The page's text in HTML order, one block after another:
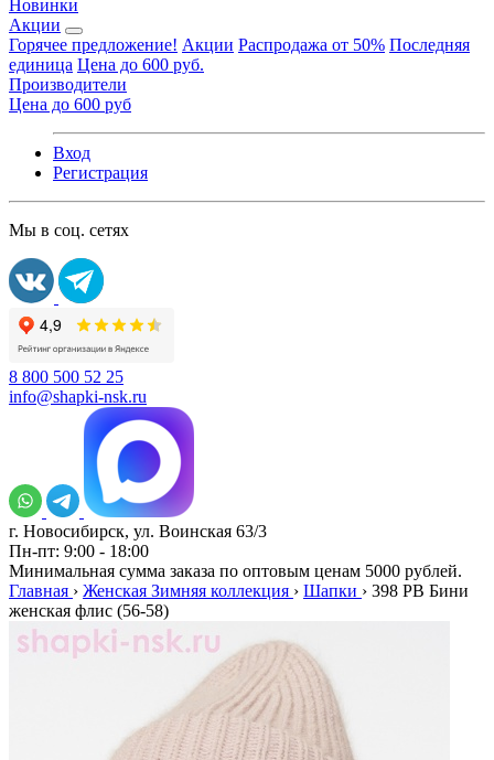
Новинки
Акции
Горячее предложение! Акции Распродажа от 50% Последняя
единица Цена до 600 руб.
Производители
Цена до 600 руб
Вход
Регистрация
Мы в соц. сетях
8 800 500 52 25
info@shapki-nsk.ru
г. Новосибирск, ул. Воинская 63/3
Пн-пт: 9:00 - 18:00
Минимальная сумма заказа по оптовым ценам 5000 рублей.
Главная › Женская Зимняя коллекция › Шапки › 398 PB Бини
женская флис (56-58)